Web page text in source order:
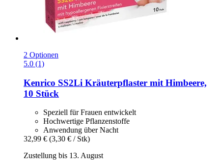
2 Optionen
5.0 (1)
Kenrico SS2Li Kräuterpflaster mit Himbeere,
10 Stück
Speziell für Frauen entwickelt
Hochwertige Pflanzenstoffe
Anwendung über Nacht
32,99 € (3,30 € / Stk)
Zustellung bis 13. August